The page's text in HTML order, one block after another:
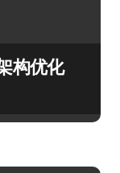
构优化